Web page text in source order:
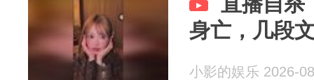
身亡，几段
小影的娱乐 2026-